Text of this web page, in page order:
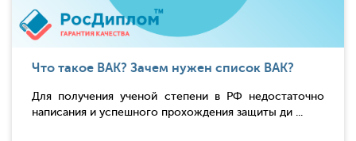
Что такое ВАК? Зачем нужен список ВАК?
Для получения ученой степени в РФ недостаточно
написания и успешного прохождения защиты ди ...